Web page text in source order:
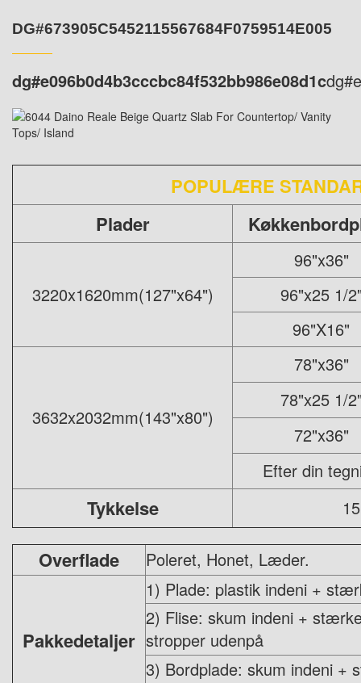
DG#673905C5452115567684F0759514E005
dg#e096b0d4b3cccbc84f532bb986e08d1c
POPULÆRE
Plader
3220x1620mm(127"x64")
96"x36"
96"x25 1/
96"X16"
3632x2032mm(143"x80")
78"x36"
78"x25 1/
72"x36"
Efter din
Tykkelse
Overflade Poleret, Honet, Læder.
Pakkedetaljer
1) Plade: plastik indeni +
2) Flise: skum indeni +
stropper udenpå
3) Bordplade: skum indeni